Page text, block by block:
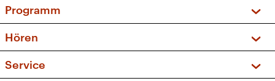
Programm
Sendungen und Podcasts
Musikliste
Hören
Service